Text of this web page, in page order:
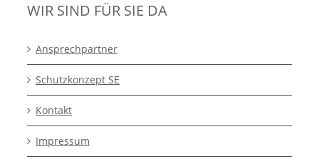
WIR SIND FÜR SIE DA
Ansprechpartner
Schutzkonzept SE
Kontakt
Impressum